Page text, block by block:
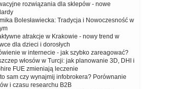
rozwiązania dla sklepów - nowe
Bolesławiecka: Tradycja i Nowoczesność w
atrakcje w Krakowie - nowy trend w
dla dzieci i dorosłych
w internecie - jak szybko zareagować?
włosów w Turcji: jak planowanie 3D, DHI i
FUE zmieniają leczenie
sam czy wynajmij infobrokera? Porównanie
i czasu researchu B2B